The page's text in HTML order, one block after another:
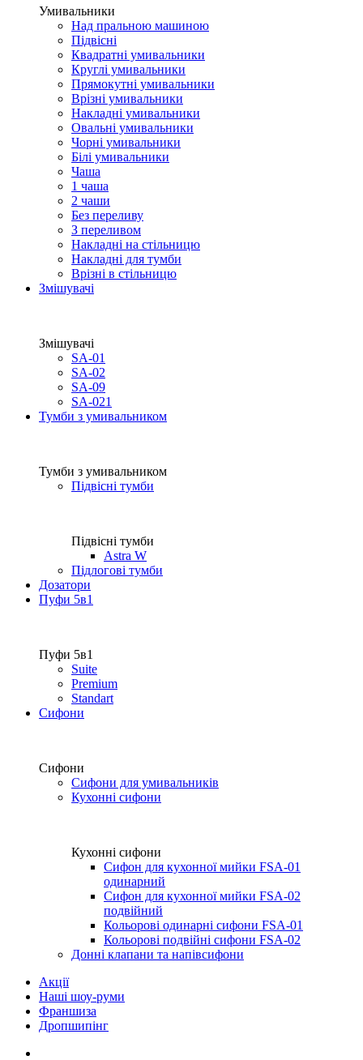
Умивальники
Над пральною машиною
Підвісні
Квадратні умивальники
Круглі умивальники
Прямокутні умивальники
Врізні умивальники
Накладні умивальники
Овальні умивальники
Чорні умивальники
Білі умивальники
Чаша
1 чаша
2 чаши
Без переливу
З переливом
Накладні на стільницю
Накладні для тумби
Врізні в стільницю
Змішувачі
Змішувачі
SA-01
SA-02
SA-09
SA-021
Тумби з умивальником
Тумби з умивальником
Підвісні тумби
Підвісні тумби
Astra W
Підлогові тумби
Дозатори
Пуфи 5в1
Пуфи 5в1
Suite
Premium
Standart
Сифони
Сифони
Сифони для умивальників
Кухонні сифони
Кухонні сифони
Сифон для кухонної мийки FSA-01
одинарний
Сифон для кухонної мийки FSA-02
подвійний
Кольорові одинарні сифони FSA-01
Кольорові подвійні сифони FSA-02
Донні клапани та напівсифони
Акції
Наші шоу-руми
Франшиза
Дропшипінг